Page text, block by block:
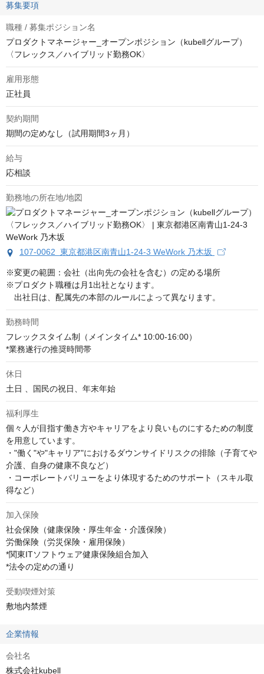
募集要項
職種 / 募集ポジション名
プロダクトマネージャー_オープンポジション（kubellグループ）
〈フレックス／ハイブリッド勤務OK〉
雇用形態
正社員
契約期間
期間の定めなし（試用期間3ヶ月）
給与
応相談
勤務地の所在地/地図
107-0062 東京都港区南青山1-24-3 WeWork 乃木坂
※変更の範囲：会社（出向先の会社を含む）の定める場所
※プロダクト職種は月1出社となります。
出社日は、配属先の本部のルールによって異なります。
勤務時間
フレックスタイム制（メインタイム* 10:00-16:00）
*業務遂行の推奨時間帯
休日
土日 、国民の祝日、年末年始
福利厚生
個々人が目指す働き方やキャリアをより良いものにするための制度
を用意しています。
・"働く"や"キャリア"におけるダウンサイドリスクの排除（子育てや
介護、自身の健康不良など）
・コーポレートバリューをより体現するためのサポート（スキル取
得など）
加入保険
社会保険（健康保険・厚生年金・介護保険）
労働保険（労災保険・雇用保険）
*関東ITソフトウェア健康保険組合加入
*法令の定めの通り
受動喫煙対策
敷地内禁煙
企業情報
会社名
株式会社kubell